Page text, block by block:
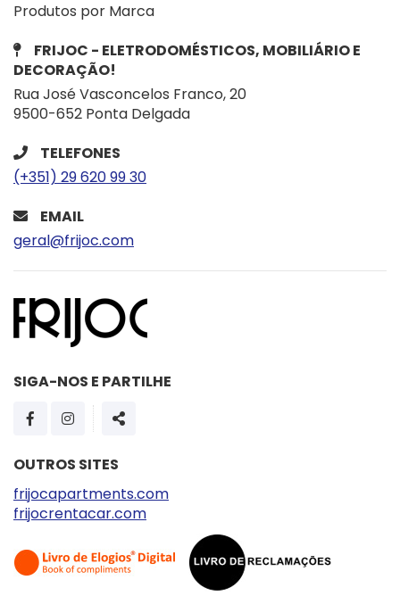
Produtos por Marca
FRIJOC - ELETRODOMÉSTICOS, MOBILIÁRIO E
DECORAÇÃO!
Rua José Vasconcelos Franco, 20
9500-652 Ponta Delgada
TELEFONES
(+351) 29 620 99 30
EMAIL
geral@frijoc.com
SIGA-NOS E PARTILHE
PÁGINA DO FACEBOOK
PÁGINA DO INSTAGRAM
SHARE
OUTROS SITES
frijocapartments.com
frijocrentacar.com